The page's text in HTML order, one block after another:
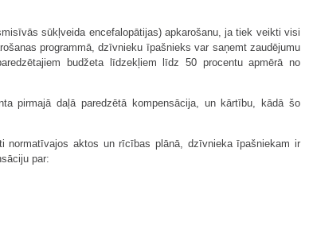
sūkļveida encefalopātijas) apkarošanu, ja tiek veikti visi
programmā, dzīvnieku īpašnieks var saņemt zaudējumu
budžeta līdzekļiem līdz 50 procentu apmērā no
pirmajā daļā paredzētā kompensācija, un kārtību, kādā šo
normatīvajos aktos un rīcības plānā, dzīvnieka īpašniekam ir
par: